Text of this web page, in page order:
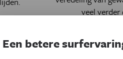
veel verder
Een betere